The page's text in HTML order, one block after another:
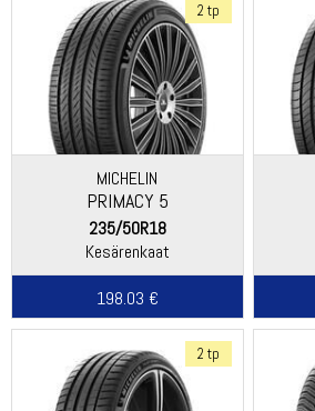
2 tp
MICHELIN
PRIMACY 5
235/50R18
Kesärenkaat
198.03 €
2 tp